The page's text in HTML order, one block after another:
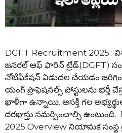
DGFT Recruitment 2025 :
జనరల్ ఆఫ్ ఫారిన్ ట్రేడ్(DGFT)
నోటిఫికేషన్ విడుదల చేయడం
యంగ్ ప్రొఫెషనల్స్ పోస్టులను భర్తీ
ఖాళీగా ఉన్నాయి. ఆసక్తి గల
దరఖాస్తు సమర్పించాల్సి
2025 Overview నియామక సంస్థ